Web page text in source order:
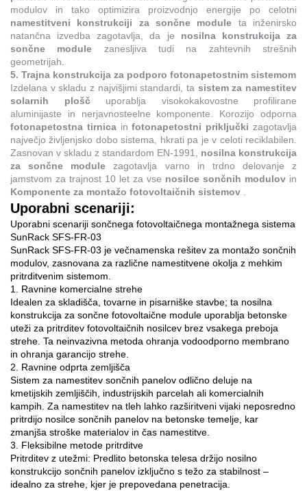
modulov in tako optimizira proizvodnjo energije po celotni
namestitveni konstrukciji za sončne module ta inženirsko
natančna izvedba zagotavlja, da je nosilna konstrukcija za
sončne module zanesljiva tudi na zahtevnih strešnih
geometrijah.
5. Trajna konstrukcija za podporo fotonapetostnim sistemom
Izdelana v skladu z najvišjimi standardi, ta sistem za namestitev
solarnih plošč uporablja visokokakovostne profilirane
aluminijaste in nerjavnosteelne komponente. Korozijo odporna
fotonapetostna tirnica infotonapetostni priključkizagotavlja
največjo življenjsko dobo sistema, hkrati pa je v celoti reciklabilen.
Zasnovan v skladu z standardom EN-1991, nosilna konstrukcija
za sončne modulezagotavlja varno in trdno delovanje z
jamstvom za trajnost 10 let za vse nosilce sončnih modulov in
Komponente za montažo fotovoltaičnih sistemov .
Uporabni scenariji:
Uporabni scenariji sončnega fotovoltaičnega montažnega sistema
SunRack SFS-FR-03
SunRack SFS-FR-03 je večnamenska rešitev za montažo sončnih
modulov, zasnovana za različne namestitvene okolja z mehkim
pritrditvenim sistemom.
1. Ravnine komercialne strehe
Idealen za skladišča, tovarne in pisarniške stavbe; ta nosilna
konstrukcija za sončne fotovoltaične module uporablja betonske
uteži za pritrditev fotovoltaičnih nosilcev brez vsakega preboja
strehe. Ta neinvazivna metoda ohranja vodoodporno membrano
in ohranja garancijo strehe.
2. Ravnine odprta zemljišča
Sistem za namestitev sončnih panelov odlično deluje na
kmetijskih zemljiščih, industrijskih parcelah ali komercialnih
kampih. Za namestitev na tleh lahko razširitveni vijaki neposredno
pritrdijo nosilce sončnih panelov na betonske temelje, kar
zmanjša stroške materialov in čas namestitve.
3. Fleksibilne metode pritrditve
Pritrditev z utežmi: Predlito betonska telesa držijo nosilno
konstrukcijo sončnih panelov izključno s težo za stabilnost –
idealno za strehe, kjer je prepovedana penetracija.